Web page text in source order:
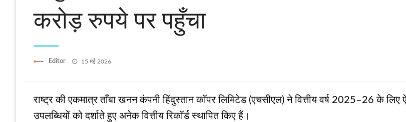
करोड़ रुपये पर पहुँचा
Editor
Posted
15 मई 2026
राष्ट्र की एकमात्र ताँबा खनन कंपनी हिंदुस्तान कॉपर लिमिटेड (एचसीएल) ने वित्तीय वर्ष 2025–26 के लिए
उपलब्धियों को दर्शाते हुए अनेक वित्तीय रिकॉर्ड स्‍थापित किए हैं।